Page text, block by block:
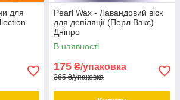
для
Pearl Wax - Лавандовий віск
для депіляції (Перл Вакс)
Дніпро
В наявності
175 ₴/упаковка
365 ₴/упаковка